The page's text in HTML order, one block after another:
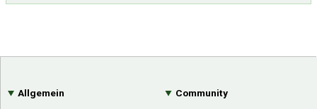
Allgemein Community